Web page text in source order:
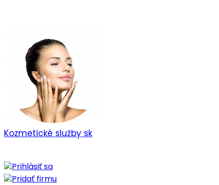
Kozmetické služby sk
Prihlásiť sa
Pridať firmu